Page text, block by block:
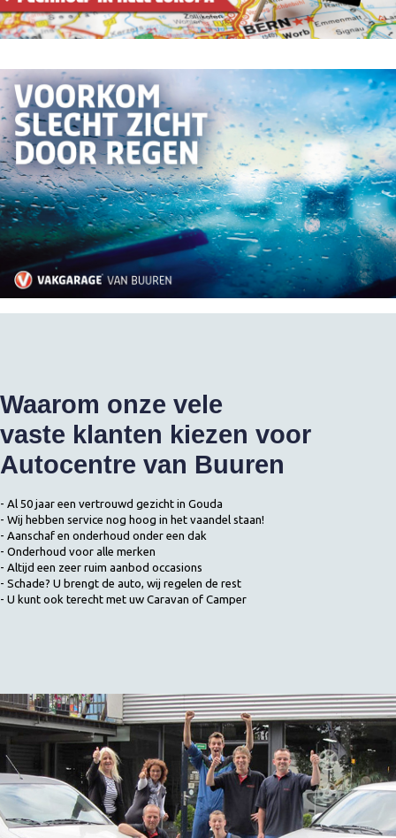
Waarom onze vele
vaste klanten kiezen voor
Autocentre van Buuren
- Al 50 jaar een vertrouwd gezicht in Gouda
- Wij hebben service nog hoog in het vaandel staan!
- Aanschaf en onderhoud onder een dak
- Onderhoud voor alle merken
- Altijd een zeer ruim aanbod occasions
- Schade? U brengt de auto, wij regelen de rest
- U kunt ook terecht met uw Caravan of Camper